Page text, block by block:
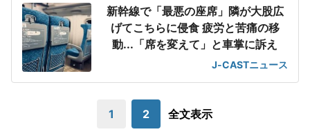
新幹線で「最悪の座席」隣が大股広
げてこちらに侵食 疲労と苦痛の移
動...「席を変えて」と車掌に訴え
J-CASTニュース
1 2 全文表示